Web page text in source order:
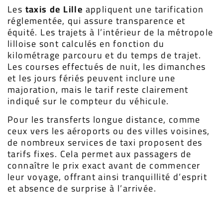
Les taxis de Lille appliquent une tarification
réglementée, qui assure transparence et
équité. Les trajets à l’intérieur de la métropole
lilloise sont calculés en fonction du
kilométrage parcouru et du temps de trajet.
Les courses effectués de nuit, les dimanches
et les jours fériés peuvent inclure une
majoration, mais le tarif reste clairement
indiqué sur le compteur du véhicule.
Pour les transferts longue distance, comme
ceux vers les aéroports ou des villes voisines,
de nombreux services de taxi proposent des
tarifs fixes. Cela permet aux passagers de
connaître le prix exact avant de commencer
leur voyage, offrant ainsi tranquillité d’esprit
et absence de surprise à l’arrivée.